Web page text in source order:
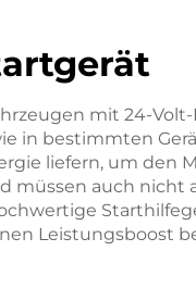
mit 24-
in bestimmten
liefern, um den
müssen auch nicht
Leistungsboost